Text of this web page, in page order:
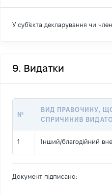
У суб'єкта декларування чи
9. Видатки
№
ВИД ПРАВОЧИНУ,
СПРИЧИНИВ
1 Інший/благодійний
Документ підписано: